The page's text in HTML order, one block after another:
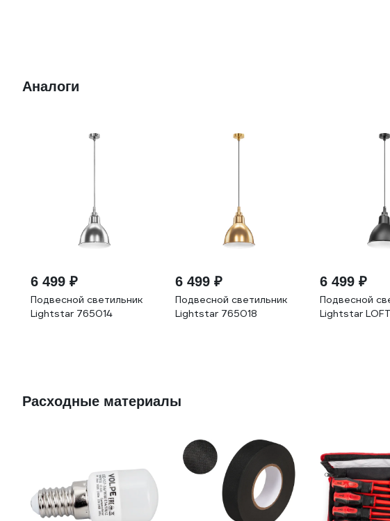
Аналоги
6 499 ₽
Подвесной светильник
Lightstar 765014
6 499 ₽
Подвесной светильник
Lightstar 765018
6 499 ₽
Подвесной
Lightstar
Расходные материалы